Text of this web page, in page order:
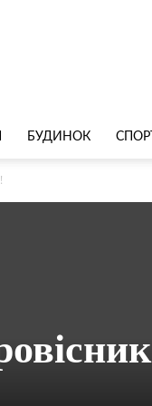
БУДИНОК СПОРТ